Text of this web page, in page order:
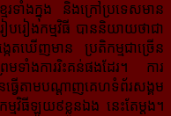
ែរទាំងក្នុង និងក្រៅប្រទេសមាន
ៀបរៀងកម្មវិធី បាននិយាយថាជា
ឃើញមាន ប្រតិកម្មជាច្រើន
មទាំងការរិះគន់ផងដែរ។ ការ
ើតាមបណ្ដាញគេហទំព័រសង្គម
វិធីឡូយ៩ខ្លូនឯង នេះតែម្ដង។